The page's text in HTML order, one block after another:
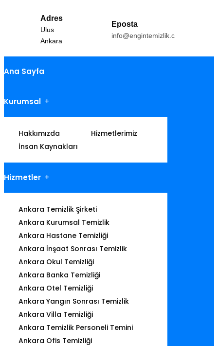
Adres
Ulus
Ankara
Eposta
info@engintemizlik.com
Ana Sayfa
Kurumsal
Hakkımızda
Hizmetlerimiz
İnsan Kaynakları
Hizmetler
Ankara Temizlik Şirketi
Ankara Kurumsal Temizlik
Ankara Hastane Temizliği
Ankara İnşaat Sonrası Temizlik
Ankara Okul Temizliği
Ankara Banka Temizliği
Ankara Otel Temizliği
Ankara Yangın Sonrası Temizlik
Ankara Villa Temizliği
Ankara Temizlik Personeli Temini
Ankara Ofis Temizliği